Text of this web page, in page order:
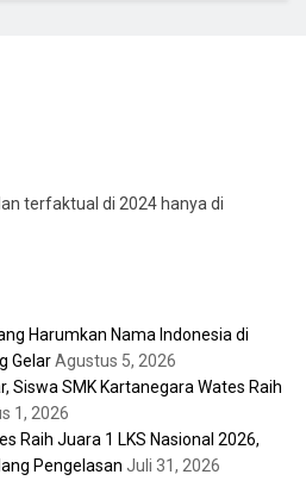
terfaktual di 2024 hanya di
Harumkan Nama Indonesia di
GelarAgustus 5, 2026
Siswa SMK Kartanegara Wates Raih
1, 2026
Raih Juara 1 LKS Nasional 2026,
Pengelasan Juli 31, 2026